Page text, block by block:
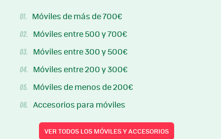
01. Móviles de más de 700€
02. Móviles entre 500 y 700€
03. Móviles entre 300 y 500€
04. Móviles entre 200 y 300€
05. Móviles de menos de 200€
06. Accesorios para móviles
VER TODOS LOS MÓVILES Y ACCESORIOS